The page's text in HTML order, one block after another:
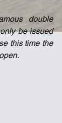
double
be issued
this time the